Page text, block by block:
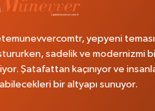
yepyeni
sadelik ve modernizmi
Şatafattan kaçınıyor ve
bir altyapı sunuyor.